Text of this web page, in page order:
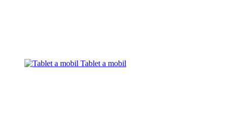
Tablet a mobil